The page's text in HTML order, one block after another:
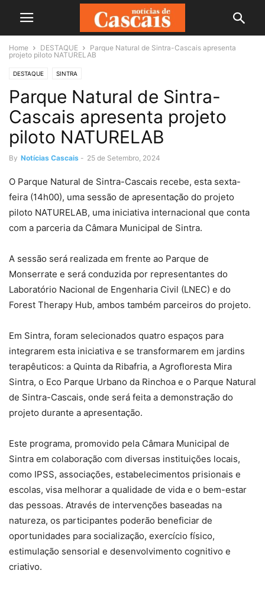
Home DESTAQUE
Parque Natural de Sintra-Cascais apresenta
projeto piloto NATURELAB
DESTAQUE SINTRA
Parque Natural de Sintra-
Cascais apresenta projeto
piloto NATURELAB
By Notícias Cascais - 25 de Setembro, 2024
O Parque Natural de Sintra-Cascais recebe, esta sexta-
feira (14h00), uma sessão de apresentação do projeto
piloto NATURELAB, uma iniciativa internacional que conta
com a parceria da Câmara Municipal de Sintra.
A sessão será realizada em frente ao Parque de
Monserrate e será conduzida por representantes do
Laboratório Nacional de Engenharia Civil (LNEC) e do
Forest Therapy Hub, ambos também parceiros do projeto.
Em Sintra, foram selecionados quatro espaços para
integrarem esta iniciativa e se transformarem em jardins
terapêuticos: a Quinta da Ribafria, a Agrofloresta Mira
Sintra, o Eco Parque Urbano da Rinchoa e o Parque Natural
de Sintra-Cascais, onde será feita a demonstração do
projeto durante a apresentação.
Este programa, promovido pela Câmara Municipal de
Sintra em colaboração com diversas instituições locais,
como IPSS, associações, estabelecimentos prisionais e
escolas, visa melhorar a qualidade de vida e o bem-estar
das pessoas. Através de intervenções baseadas na
natureza, os participantes poderão beneficiar de
oportunidades para socialização, exercício físico,
estimulação sensorial e desenvolvimento cognitivo e
criativo.